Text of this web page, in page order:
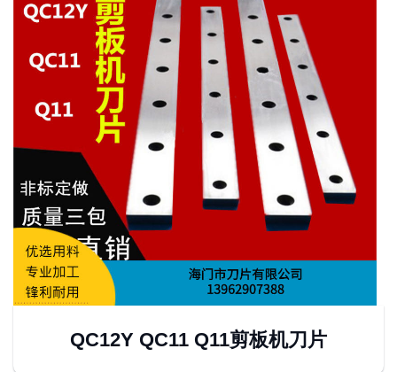
QC12Y QC11 Q11剪板机刀片